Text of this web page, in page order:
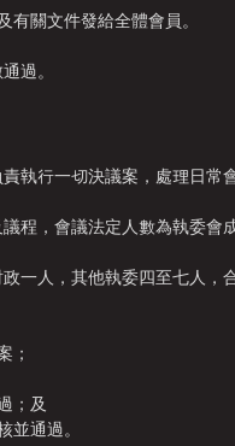
有關文件發給全體會員。
過。
執行一切決議案，處理日常
程，會議法定人數為執委會
一人，其他執委四至七人
；
；及
並通過。